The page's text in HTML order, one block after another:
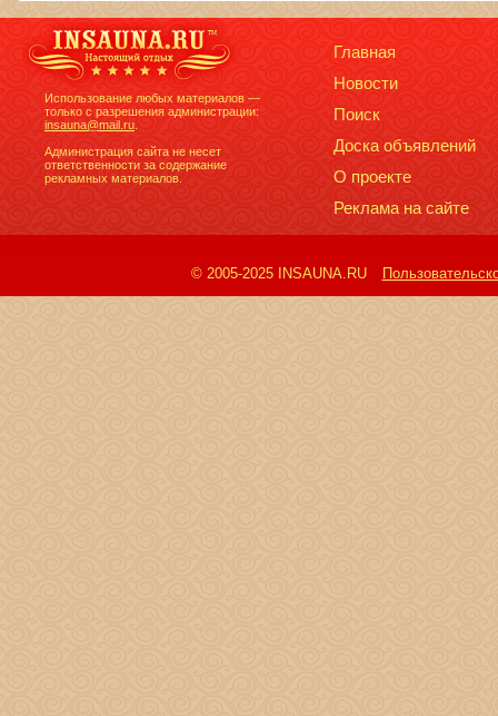
Использование любых материалов —
только с разрешения администрации:
insauna@mail.ru
Администрация сайта не несет
ответственности за содержание
рекламных материалов.
Главная
Новости
Поиск
Доска объявлений
О проекте
Реклама на сайте
© 2005-2025 INSAUNA.RU